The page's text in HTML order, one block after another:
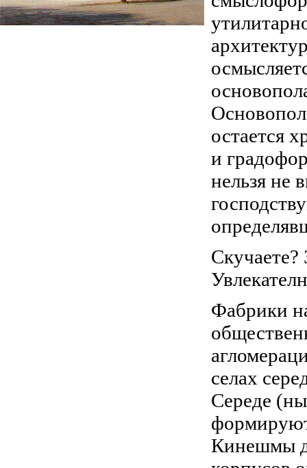
остается
и
нельзя не
Скучаете?
Фабрики
селах
Середе
Кинешмы